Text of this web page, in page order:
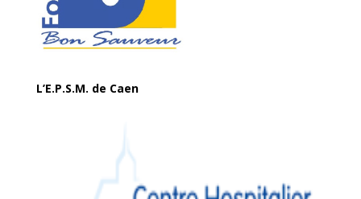
L’E.P.S.M. de Caen